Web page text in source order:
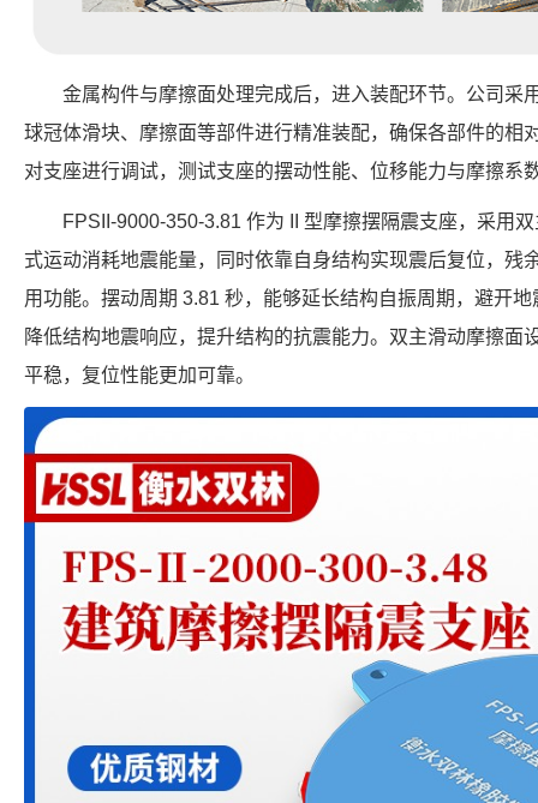
金属构件与摩擦面处理完成后，进入装配环节。公司采
球冠体滑块、摩擦面等部件进行精准装配，确保各部件的相
对支座进行调试，测试支座的摆动性能、位移能力与摩擦系
FPSII-9000-350-3.81 作为 II 型摩擦摆隔震支座，采用
式运动消耗地震能量，同时依靠自身结构实现震后复位，残
用功能。摆动周期 3.81 秒，能够延长结构自振周期，避开
降低结构地震响应，提升结构的抗震能力。双主滑动摩擦面
平稳，复位性能更加可靠。